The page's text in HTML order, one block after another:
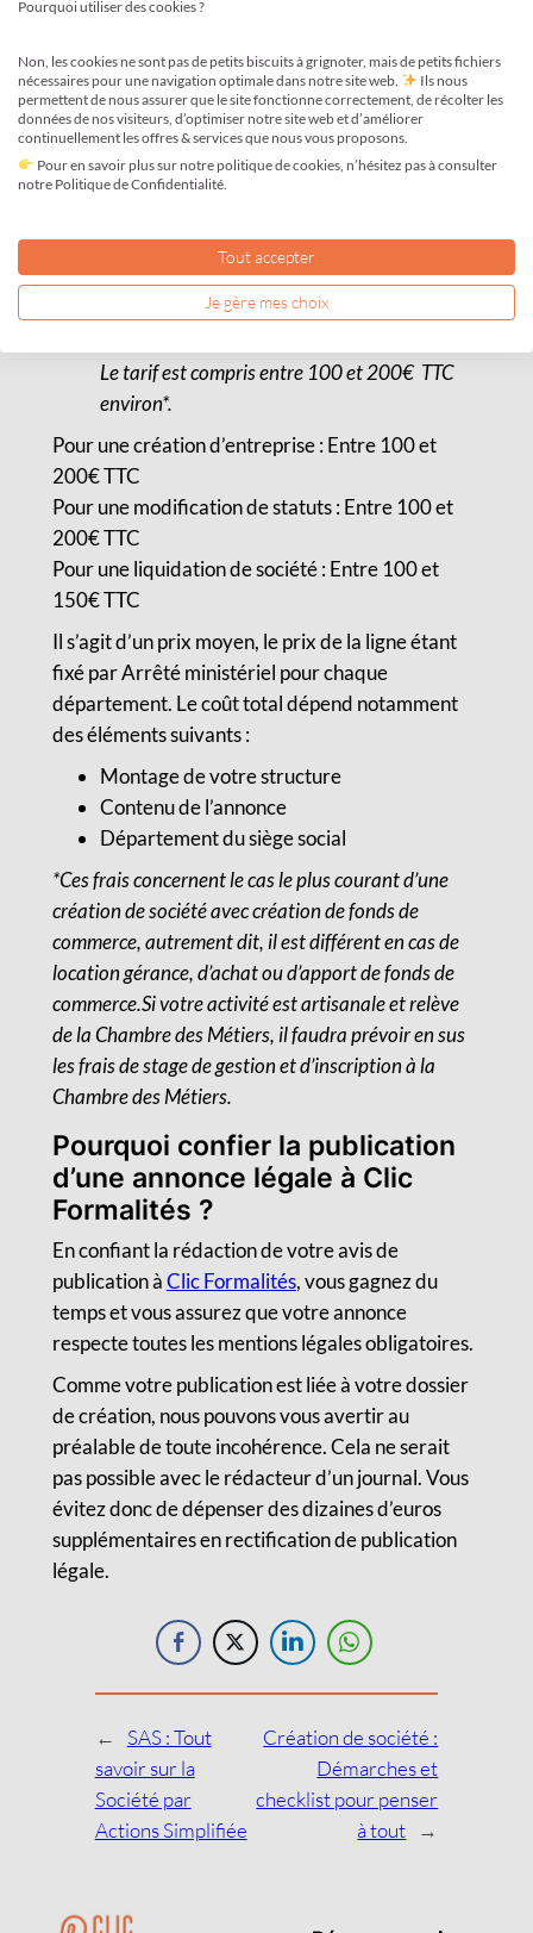
Impérativement avant de déposer votre
dossier de création, modification ou de
liquidation.
Sans cette parution préalable, l’administration
prestataire vous délivrera une attestation de
parution d’annonce légale ; vous devez
impérativement la joindre à votre dossier.
Le tarif est compris entre 100 et 200€ TTC
environ*.
Pour une création d’entreprise : Entre 100 et
200€ TTC
Pour une modification de statuts : Entre 100 et
200€ TTC
Pour une liquidation de société : Entre 100 et
150€ TTC
Il s’agit d’un prix moyen, le prix de la ligne étant
fixé par Arrêté ministériel pour chaque
département. Le coût total dépend notamment
des éléments suivants :
Montage de votre structure
Contenu de l’annonce
Département du siège social
*Ces frais concernent le cas le plus courant d’une
création de société avec création de fonds de
commerce, autrement dit, il est différent en cas de
location gérance, d’achat ou d’apport de fonds de
commerce.Si votre activité est artisanale et relève
de la Chambre des Métiers, il faudra prévoir en sus
les frais de stage de gestion et d’inscription à la
Chambre des Métiers.
Pourquoi confier la publication
d’une annonce légale à Clic
Formalités ?
En confiant la rédaction de votre avis de
publication àClic Formalités, vous gagnez du
temps et vous assurez que votre annonce
respecte toutes les mentions légales obligatoires.
Comme votre publication est liée à votre dossier
de création, nous pouvons vous avertir au
préalable de toute incohérence. Cela ne serait
pas possible avec le rédacteur d’un journal. Vous
évitez donc de dépenser des dizaines d’euros
supplémentaires en rectification de publication
légale.
←
SAS : Tout
savoir sur la
Société par
Actions Simplifiée
Création de société :
Démarches et
checklist pour penser
à tout
→
Pourquoi utiliser des cookies ?
Non, les cookies ne sont pas de petits biscuits à grignoter, mais de petits fichiers
nécessaires pour une navigation optimale dans notre site web.
Ils nous
permettent de nous assurer que le site fonctionne correctement, de récolter les
données de nos visiteurs, d’optimiser notre site web et d’améliorer
continuellement les offres & services que nous vous proposons.
Pour en savoir plus sur notre politique de cookies, n’hésitez pas à consulter
notre Politique de Confidentialité.
Tout accepter
Je gère mes choix